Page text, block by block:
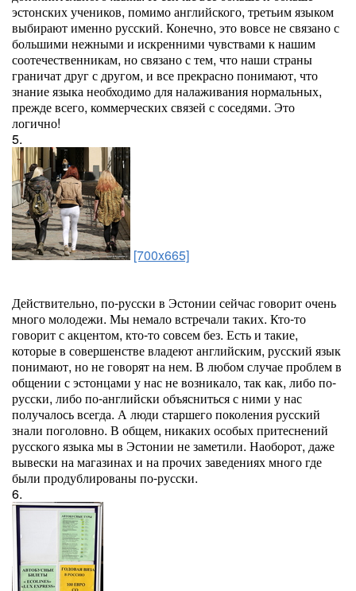
эстонских учеников, помимо английского, третьим языком
выбирают именно русский. Конечно, это вовсе не связано с
большими нежными и искренними чувствами к нашим
соотечественникам, но связано с тем, что наши страны
граничат друг с другом, и все прекрасно понимают, что
знание языка необходимо для налаживания нормальных,
прежде всего, коммерческих связей с соседями. Это
логично!
5.
[700x665]
Действительно, по-русски в Эстонии сейчас говорит очень
много молодежи. Мы немало встречали таких. Кто-то
говорит с акцентом, кто-то совсем без. Есть и такие,
которые в совершенстве владеют английским, русский язык
понимают, но не говорят на нем. В любом случае проблем в
общении с эстонцами у нас не возникало, так как, либо по-
русски, либо по-английски объясниться с ними у нас
получалось всегда. А люди старшего поколения русский
знали поголовно. В общем, никаких особых притеснений
русского языка мы в Эстонии не заметили. Наоборот, даже
вывески на магазинах и на прочих заведениях много где
были продублированы по-русски.
6.